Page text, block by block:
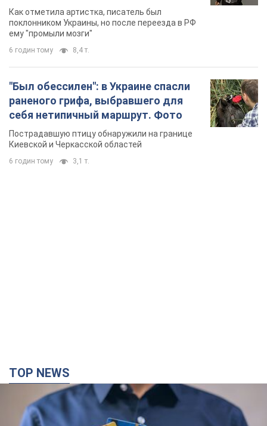
русского не знал, а теперь хочет
геноцида украинцев
Как отметила артистка, писатель был
поклонником Украины, но после переезда в РФ
ему "промыли мозги"
6 годин тому 8,4 т.
"Был обессилен": в Украине спасли
раненого грифа, выбравшего для
себя нетипичный маршрут. Фото
Пострадавшую птицу обнаружили на границе
Киевской и Черкасской областей
6 годин тому 3,1 т.
TOP NEWS